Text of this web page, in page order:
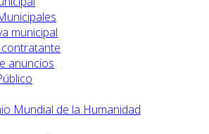
municipal
contratante
anuncios
Mundial de la Humanidad